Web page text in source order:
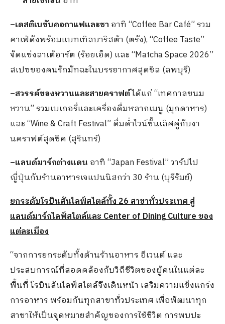
–เดสติเนชันคอกาแฟและชา อาทิ “Coffee Bar Café” รวม
คาเฟ่ดังพร้อมแบทเทิลบาริสต้า (ตรัง), “Coffee Taste”
จัดแข่งลาเต้อาร์ต (ร้อยเอ็ด) และ “Matcha Space 2026”
สเปซของคนรักมัทฉะในบรรยากาศสุดชิล (ลพบุรี)
–สวรรค์ของหวานและสายคราฟต์ได้แก่ “เทศกาลขนม
หวาน” รวมเบเกอรี่และเครื่องดื่มหลากเมนู (มุกดาหาร)
และ “Wine & Craft Festival” ดื่มด่ำไวน์ชั้นเลิศคู่กับงา
นคราฟต์สุดชิค (สุรินทร์)
–แลนด์มาร์กต่างแดน อาทิ “Japan Festival” วาร์ปไป
ญี่ปุ่นกับร้านอาหารเจแปนนิสกว่า 30 ร้าน (บุรีรัมย์)
ยกระดับโรบินสันไลฟ์สไตล์ทั้ง26สาขาทั่วประเทศ สู่
แลนด์มาร์กไลฟ์สไตล์และCenter of Dining Culture ของ
แต่ละเมือง
“จากการยกระดับทั้งด้านร้านอาหาร อีเวนต์ และ
ประสบการณ์ที่สอดคล้องกับวิถีชีวิตของผู้คนในแต่ละ
พื้นที่ โรบินสันไลฟ์สไตล์จึงเดินหน้า เสริมความแข็งแกร่ง
การอาหาร พร้อมกันทุกสาขาทั่วประเทศ เพื่อพัฒนาทุก
สาขาให้เป็นจุดหมายสำคัญของการใช้ชีวิต การพบปะ